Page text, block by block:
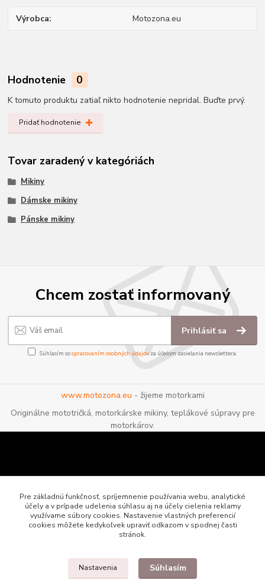
Výrobca Motozona.eu
Hodnotenie 0
K tomuto produktu zatiaľ nikto hodnotenie nepridal. Buďte prvý.
Pridať hodnotenie
Tovar zaradený v kategóriách
Mikiny
Dámske mikiny
Pánske mikiny
Chcem zostať informovaný
Prihlásiť sa
Súhlasím sospracovaním osobných údajov za účelom zasielania newslettera.
www.motozona.eu - žijeme motorkami
Originálne mototričká, motorkárske mikiny, teplákové súpravy pre
motorkárov.
Pre základnú funkčnosť, spríjemnenie používania webu, analytické
účely a v prípade udelenia súhlasu aj na účely cielenia reklamy
využívame súbory cookies. Nastavenie vlastných preferencií
cookies môžete kedykoľvek upraviť odkazom v spodnej časti
stránok.
Nastavenia Súhlasím